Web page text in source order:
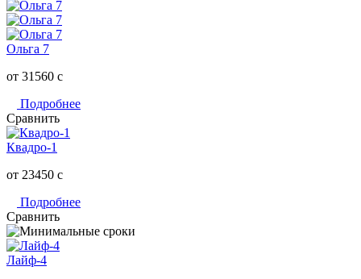
Ольга 7
от 31560 c
Подробнее
Сравнить
Квадро-1
от 23450 c
Подробнее
Сравнить
Лайф-4